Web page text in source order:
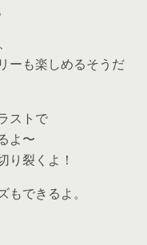
ーも楽しめるそうだ
ストで
よ〜
り裂くよ！
もできるよ。